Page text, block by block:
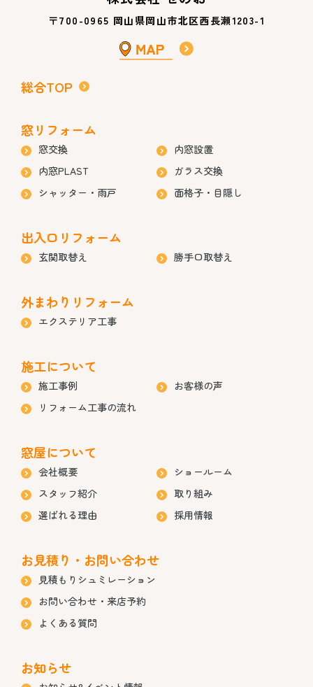
〒700-0965 岡山県岡山市北区西長瀬1203-1
総合TOP
窓リフォーム
窓交換
内窓設置
内窓PLAST
ガラス交換
シャッター・雨戸
面格子・目隠し
出入口リフォーム
玄関取替え 勝手口取替え
外まわりリフォーム
エクステリア工事
施工について
施工事例
お客様の声
リフォーム工事の流れ
窓屋について
会社概要
ショールーム
スタッフ紹介
取り組み
選ばれる理由
採用情報
お見積り・お問い合わせ
見積もりシュミレーション
お問い合わせ・来店予約
よくある質問
お知らせ